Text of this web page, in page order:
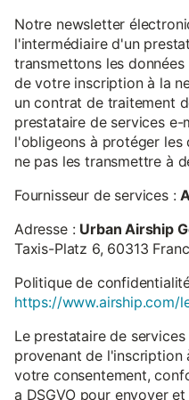
Notre newsletter
l'intermédiaire d'un
transmettons les
de votre inscription à la
un contrat de traitement
prestataire de services e-
l'obligeons à protéger les
ne pas les transmettre à
Fournisseur de services :
Adresse : Urban Airship
Taxis-Platz 6, 60313
Politique de
https://www.airship.com/
Le prestataire de
provenant de l'inscription
votre consentement,
a DSGVO pour envoyer